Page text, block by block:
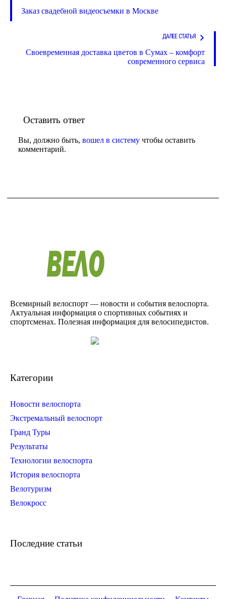
Заказ свадебной видеосъемки в Москве
ДАЛЕЕ СТАТЬЯ
Своевременная доставка цветов в Сумах – комфорт
современного сервиса
Оставить ответ
Вы, должно быть,вошел в систему чтобы оставить
комментарий.
Всемирный велоспорт — новости и события велоспорта.
Актуальная информация о спортивных событиях и
спортсменах. Полезная информация для велосипедистов.
Категории
Новости велоспорта
Экстремальный велоспорт
Гранд Туры
Результаты
Технологии велоспорта
История велоспорта
Велотуризм
Велокросс
Последние статьи